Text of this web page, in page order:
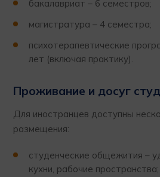
бакалавриат – 6 семестров;
магистратура – 4 семестра;
психотерапевтические
лет (включая практику).
Проживание и досуг
Для иностранцев доступны
размещения:
студенческие общежития –
кухни, рабочие пространства;